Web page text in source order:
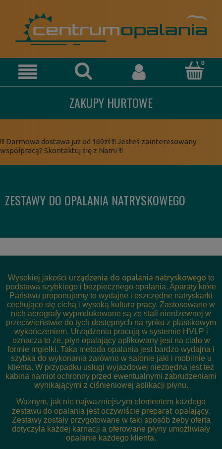
ZAKUPY HURTOWE
!!! Darmowa dostawa już od 169zł !!! Jesteś zainteresowany
współpracą? Skontaktuj się z Nami !!!
ZESTAWY DO OPALANIA NATRYSKOWEGO
Wysokiej jakości urządzenia do opalania natryskowego to
podstawa szybkiego i bezpiecznego opalania. Aparaty które
Państwu proponujemy to wydajne i oszczędne natryskarki
cechujące się cichą i wysoką kultura pracy. Zastosowane w
nich aerografy wyprodukowane są ze stali nierdzewnej w
przeciwieństwie do tych dostępnych na rynku z plastikowym
wykończeniem. Urządzenia pracują w systemie HVLP i
oznacza to że, płyn opalający aplikowany jest na ciało w
formie mgiełki. Taka metoda opalania jest bardzo wydajna i
szybka do wykonania zarówno w salonie jaki i mobilnie u
klienta. W przypadku usługi wyjazdowej niezbędna jest też
kabina namiot ochronny przed ewentualnymi zabrudzeniami
wynikającymi z ciśnieniowej aplikacji płynu.
Ważnym, jak nie najważniejszym elementem każdego
zestawu do opalania jest oczywiście preparat opalający.
Zestawy zostały przygotowane w taki sposób żeby oferta
dotyczyła każdej karnacji a oferowane płyny umożliwiały
opalanie każdego klienta.